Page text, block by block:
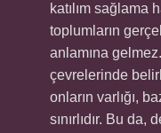
katılım sağlama
toplumların
anlamına
çevrelerinde
onların varlığı,
sınırlıdır. Bu